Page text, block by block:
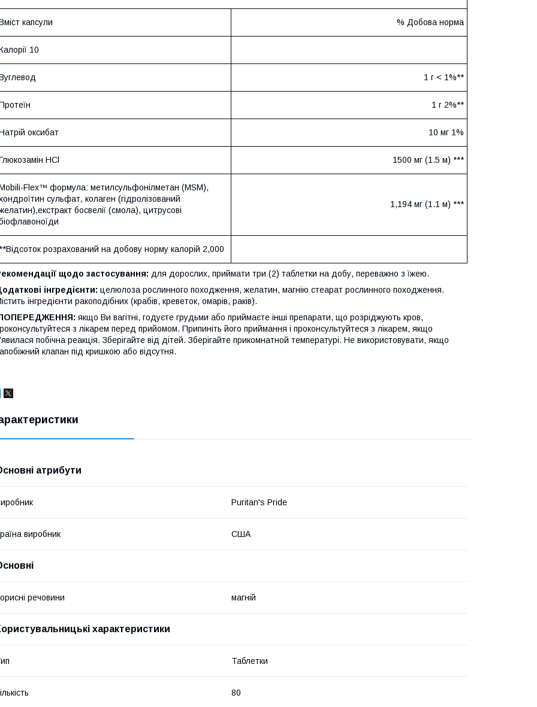
капсули % Добова норма
10
1 г < 1%**
1 г 2%**
оксибат 10 мг 1%
HCl 1500 мг (1.5 м) ***
Flex™ формула: метилсульфонілметан (MSM),
сульфат, колаген (гідролізований
босвелії (смола), цитрусові
1,194 мг (1.1 м) ***
розрахований на добову норму калорій 2,000
щодо застосування: для дорослих, приймати три (2) таблетки на добу, переважно з їжею.
інгредієнти: целюлоза рослинного походження, желатин, магнію стеарат рослинного походження.
інгредієнти ракоподібних (крабів, креветок, омарів, раків).
якщо Ви вагітні, годуєте грудьми або приймаєте інші препарати, що розріджують кров,
з лікарем перед прийомом. Припиніть його приймання і проконсультуйтеся з лікарем, якщо
побічна реакція. Зберігайте від дітей. Зберігайте прикомнатной температурі. Не використовувати, якщо
клапан під кришкою або відсутня.
атрибути
Puritan's Pride
виробник США
речовини магній
характеристики
Таблетки
80